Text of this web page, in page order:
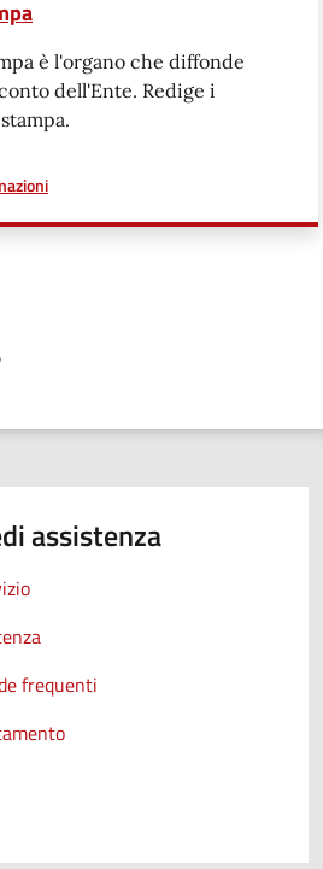
è l'organo che diffonde
dell'Ente. Redige i
a proposito di
assistenza
frequenti